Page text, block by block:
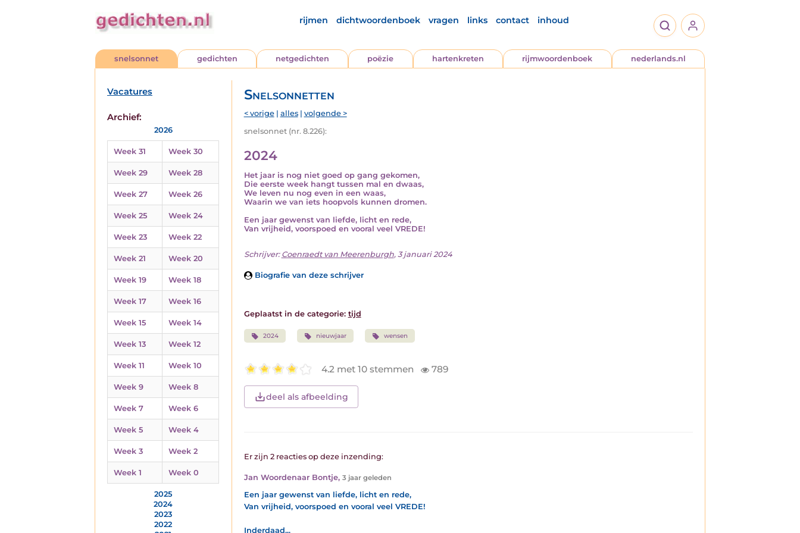
rijmen dichtwoordenboek vragen links contact inhoud
snelsonnet gedichten netgedichten poëzie hartenkreten rijmwoordenboek nederlands.nl
Vacatures
Archief:
2026
Week 31 Week 30
Week 29 Week 28
Week 27 Week 26
Week 25 Week 24
Week 23 Week 22
Week 21 Week 20
Week 19 Week 18
Week 17 Week 16
Week 15 Week 14
Week 13 Week 12
Week 11 Week 10
Week 9 Week 8
Week 7 Week 6
Week 5 Week 4
Week 3 Week 2
Week 1 Week 0
2025
2024
2023
2022
Snelsonnetten
< vorige| alles| volgende >
snelsonnet (nr. 8.226):
2024
Het jaar is nog niet goed op gang gekomen,
Die eerste week hangt tussen mal en dwaas,
We leven nu nog even in een waas,
Waarin we van iets hoopvols kunnen dromen.
Een jaar gewenst van liefde, licht en rede,
Van vrijheid, voorspoed en vooral veel VREDE!
Schrijver: Coenraedt van Meerenburgh, 3 januari 2024
Biografie van deze schrijver
Geplaatst in de categorie: tijd
2024 nieuwjaar wensen
4.2 met 10 stemmen 789
deel als afbeelding
Er zijn 2 reacties op deze inzending:
Jan Woordenaar Bontje, 3 jaar geleden
Een jaar gewenst van liefde, licht en rede,
Van vrijheid, voorspoed en vooral veel VREDE!
Inderdaad...